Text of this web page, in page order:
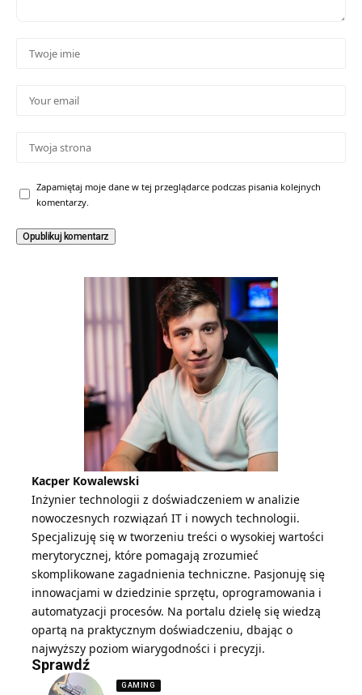
Zapamiętaj moje dane w tej przeglądarce podczas pisania kolejnych
komentarzy.
Kacper Kowalewski
Inżynier technologii z doświadczeniem w analizie
nowoczesnych rozwiązań IT i nowych technologii.
Specjalizuję się w tworzeniu treści o wysokiej wartości
merytorycznej, które pomagają zrozumieć
skomplikowane zagadnienia techniczne. Pasjonuję się
innowacjami w dziedzinie sprzętu, oprogramowania i
automatyzacji procesów. Na portalu dzielę się wiedzą
opartą na praktycznym doświadczeniu, dbając o
najwyższy poziom wiarygodności i precyzji.
Sprawdź
GAMING